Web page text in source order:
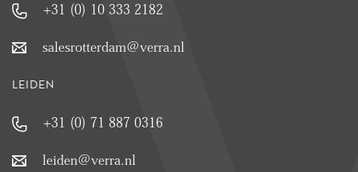
+31 (0) 10 333 2182
salesrotterdam@verra.nl
LEIDEN
+31 (0) 71 887 0316
leiden@verra.nl